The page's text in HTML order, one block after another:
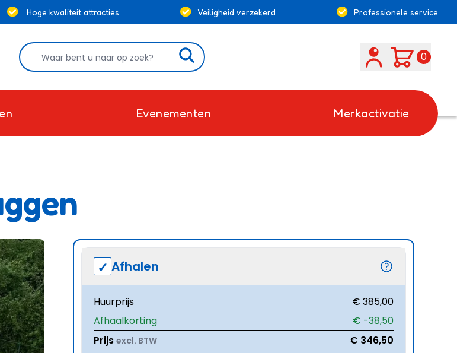
Hoge kwaliteit attracties Veiligheid verzekerd Professionele service
Search 0
Evenementen Merkactivatie
Afhalen
Huurprijs
€ 385,00
Afhaalkorting
€ -38,50
Prijs excl. BTW
€ 346,50